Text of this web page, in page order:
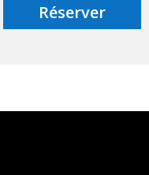
Réserver